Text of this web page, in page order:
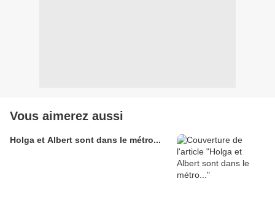
Vous aimerez aussi
Holga et Albert sont dans le métro...